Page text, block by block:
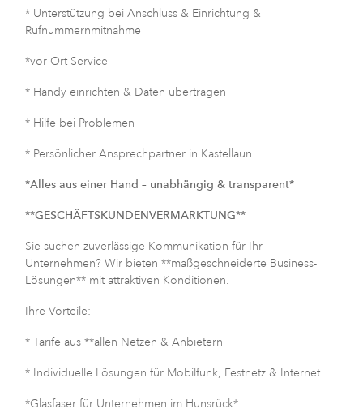
* Unterstützung bei Anschluss & Einrichtung &
Rufnummernmitnahme
*vor Ort-Service
* Handy einrichten & Daten übertragen
* Hilfe bei Problemen
* Persönlicher Ansprechpartner in Kastellaun
*Alles aus einer Hand – unabhängig & transparent*
**GESCHÄFTSKUNDENVERMARKTUNG**
Sie suchen zuverlässige Kommunikation für Ihr
Unternehmen? Wir bieten **maßgeschneiderte Business-
Lösungen** mit attraktiven Konditionen.
Ihre Vorteile:
* Tarife aus **allen Netzen & Anbietern
* Individuelle Lösungen für Mobilfunk, Festnetz & Internet
*Glasfaser für Unternehmen im Hunsrück*